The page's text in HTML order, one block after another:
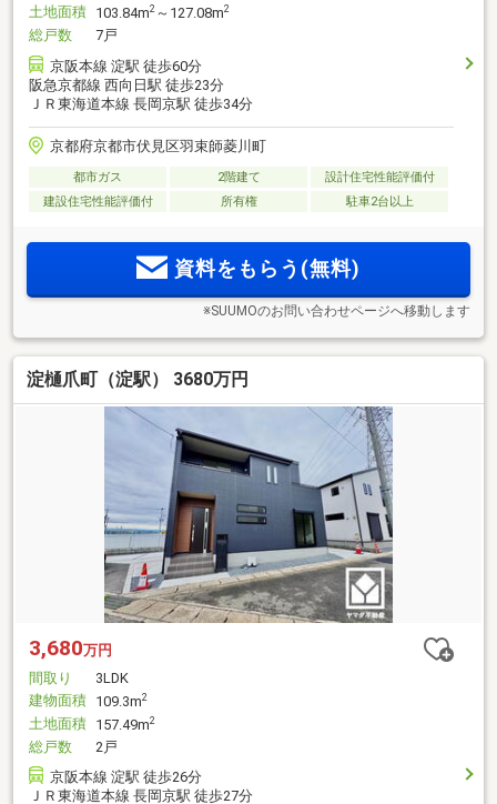
土地面積 103.84m2 ～127.08m2
総戸数
7戸
京阪本線 淀駅 徒歩60分
阪急京都線 西向日駅 徒歩23分
ＪＲ東海道本線 長岡京駅 徒歩34分
京都府京都市伏見区羽束師菱川町
都市ガス 2階建て
設計住宅性能評価付
建設住宅性能評価付
所有権 駐車2台以上
資料をもらう(無料)
※SUUMOのお問い合わせページへ移動します
淀樋爪町（淀駅） 3680万円
3,680万円
間取り
3LDK
建物面積 109.3m2
土地面積 157.49m2
総戸数
2戸
京阪本線 淀駅 徒歩26分
ＪＲ東海道本線 長岡京駅 徒歩27分